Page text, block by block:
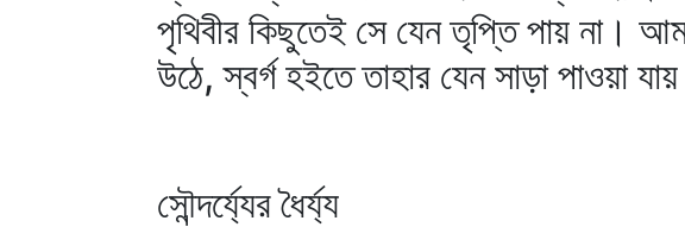
পৃথিবীর কিছুতেই সে যেন তৃপ্তি পায় না।
উঠে, স্বর্গ হইতে তাহার যেন সাড়া পাওয়া
সৌন্দর্য্যের ধৈর্য্য